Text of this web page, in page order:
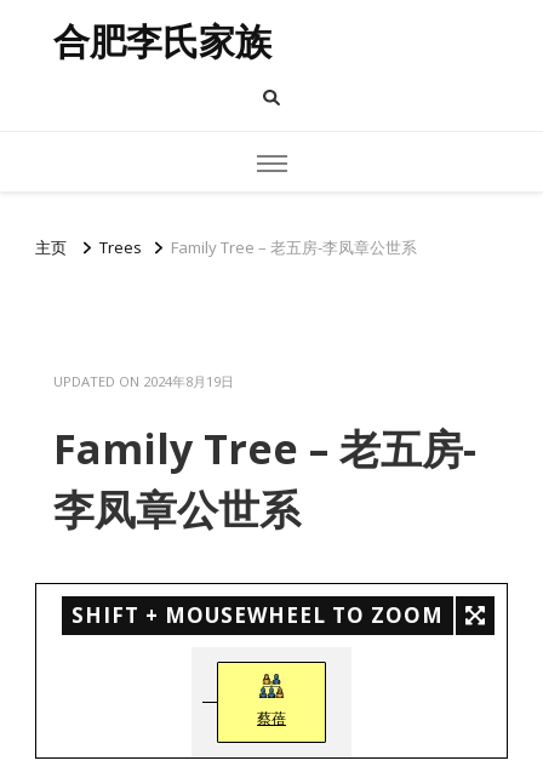
合肥李氏家族
主页 Trees Family Tree – 老五房-李凤章公世系
UPDATED ON 2024年8月19日
Family Tree – 老五房-
李凤章公世系
SHIFT + MOUSEWHEEL TO ZOOM
蔡蓓